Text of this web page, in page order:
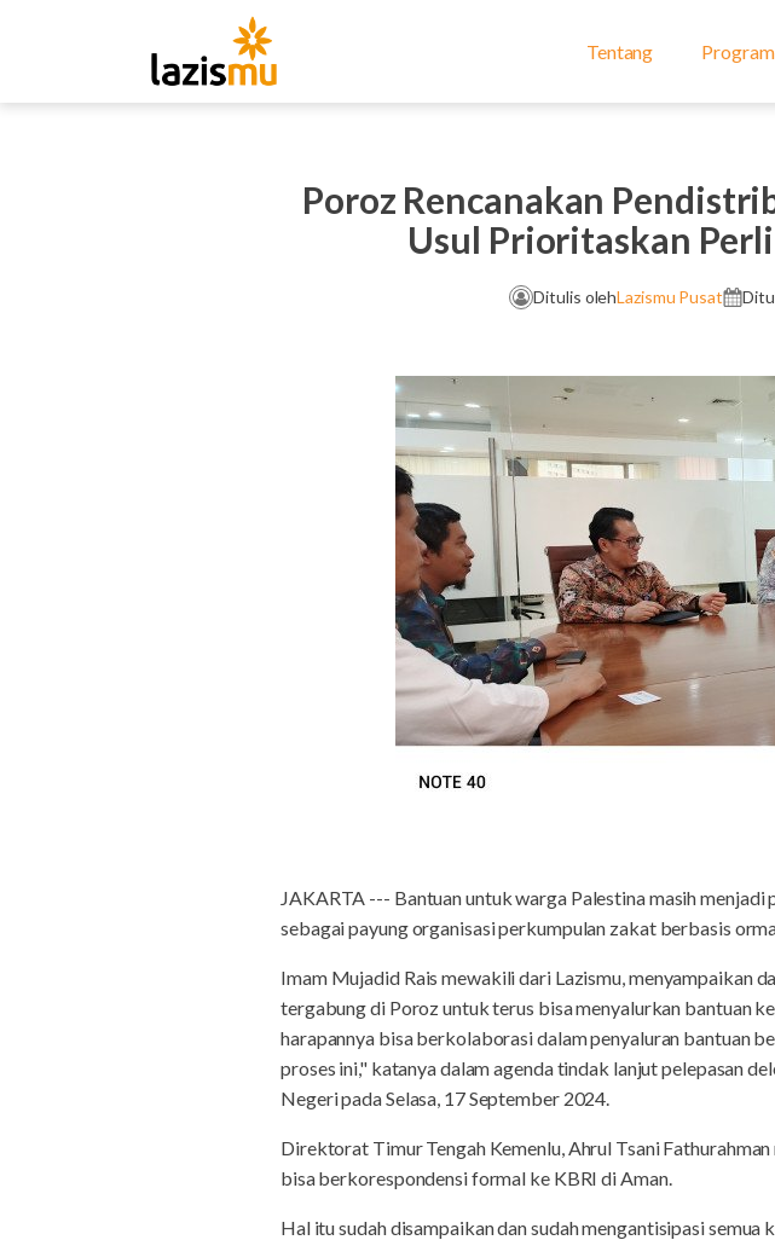
Tentang Program
Poroz Rencanakan
Usul Prioritaskan
Ditulis olehLazismu Pusat
JAKARTA --- Bantuan untuk warga Palestina masih
sebagai payung organisasi perkumpulan zakat berbasis
Imam Mujadid Rais mewakili dari Lazismu, menyampaikan
tergabung di Poroz untuk terus bisa menyalurkan bantuan
harapannya bisa berkolaborasi dalam penyaluran bantuan
proses ini," katanya dalam agenda tindak lanjut pelepasan
Negeri pada Selasa, 17 September 2024.
Direktorat Timur Tengah Kemenlu, Ahrul Tsani
bisa berkorespondensi formal ke KBRI di Aman.
Hal itu sudah disampaikan dan sudah mengantisipasi